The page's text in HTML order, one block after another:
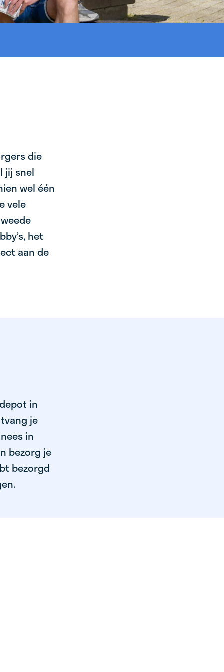
die
jij snel
wel één
vele
het
aan de
in
je
in
bezorg je
bezorgd